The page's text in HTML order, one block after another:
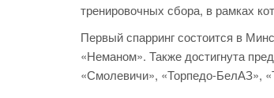
тренировочных сбора, в рамках
Первый спарринг состоится в
«Неманом». Также достигнута
«Смолевичи», «Торпедо-БелАЗ»,